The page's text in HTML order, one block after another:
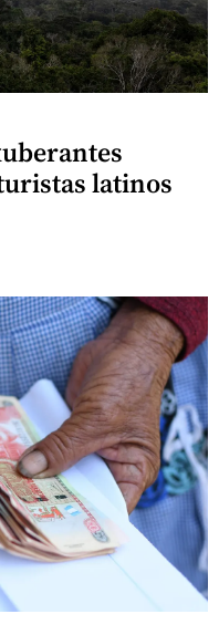
latinos